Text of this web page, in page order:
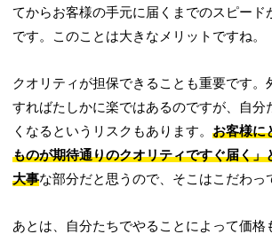
てからお客様の手元に届くまでのスピード
です。このことは大きなメリットですね。
クオリティが担保できることも重要です。
すればたしかに楽ではあるのですが、自分
くなるというリスクもあります。お客様に
ものが期待通りのクオリティですぐ届く」
大事な部分だと思うので、そこはこだわっ
あとは、自分たちでやることによって価格